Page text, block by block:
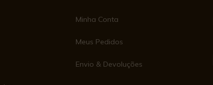
Minha Conta
Meus Pedidos
Envio & Devoluções